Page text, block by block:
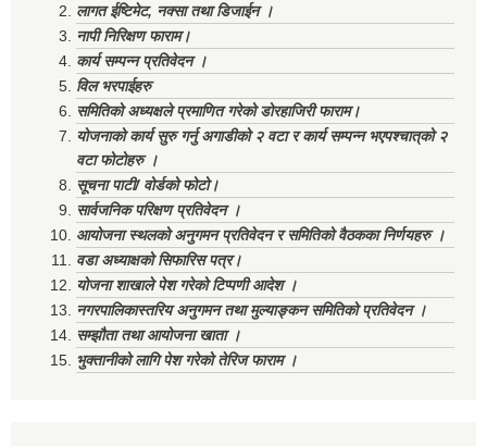
लागत ईष्टिमेट, नक्सा तथा डिजाईन ।
नापी निरिक्षण फाराम।
कार्य सम्पन्न प्रतिवेदन ।
विल भरपाईहरु
समितिको अध्यक्षले प्रमाणित गरेको डोरहाजिरी फाराम।
योजनाको कार्य सुरु गर्नु अगाडीको २ वटा र कार्य सम्पन्न भएपश्चात्‌को २
वटा फोटोहरु ।
सूचना पाटी/ वोर्डको फोटो।
सार्वजनिक परिक्षण प्रतिवेदन ।
आयोजना स्थलको अनुगमन प्रतिवेदन र समितिको वैठकका निर्णयहरु ।
वडा अध्याक्षको सिफारिस पत्र।
योजना शाखाले पेश गरेको टिप्पणी आदेश ।
नगरपालिकास्तरिय अनुगमन तथा मुल्याङ्कन समितिको प्रतिवेदन ।
सम्झौता तथा आयोजना खाता ।
भुक्तानीको लागि पेश गरेको तेरिज फाराम ।